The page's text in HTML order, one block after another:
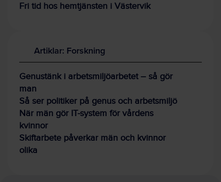
Fri tid hos hemtjänsten i Västervik
Artiklar: Forskning
Genustänk i arbetsmiljöarbetet – så gör
man
Så ser politiker på genus och arbetsmiljö
När män gör IT-system för vårdens
kvinnor
Skiftarbete påverkar män och kvinnor
olika